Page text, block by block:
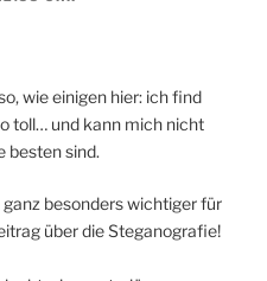
wie einigen hier: ich find
toll… und kann mich nicht
besten sind.
besonders wichtiger für
über die Steganografie!